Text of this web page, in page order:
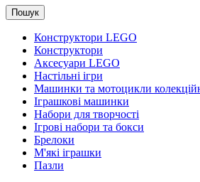
Пошук
Конструктори LEGO
Конструктори
Аксесуари LEGO
Настільні ігри
Машинки та мотоцикли
Іграшкові машинки
Набори для творчості
Ігрові набори та бокси
Брелоки
М'які іграшки
Пазли